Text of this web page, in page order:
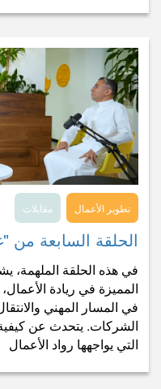
تطوير الأعمال مقابلات
الحلقة السابعة
في هذه الحلقة الملهمة،
المميزة في ريادة
في المسار المهني
الشركات. يتحدث عن كيفية
التي يواجهها رواد الأعمال